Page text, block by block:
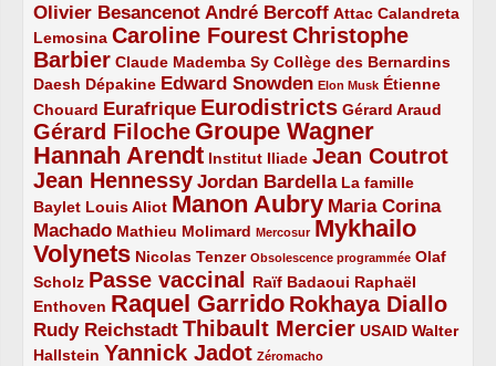
Olivier Besancenot
3/5 André Bercoff
3/5 Attac
2/5
Calandreta
Lemosina
2/5 Caroline Fourest
4/5
Christophe
Barbier
4/5 Claude Mademba Sy
2/5 Collège des Bernardins
2/5
Daesh
2/5 Dépakine
2/5 Edward Snowden
3/5 Elon Musk
1/5
Étienne
Chouard
2/5 Eurafrique
3/5 Eurodistricts
4/5 Gérard Araud
2/5
Gérard Filoche
4/5 Groupe Wagner
5/5
Hannah Arendt
5/5 Institut Iliade
2/5 Jean Coutrot
4/5
Jean Hennessy
4/5 Jordan Bardella
3/5
La famille
Baylet
2/5 Louis Aliot
2/5 Manon Aubry
5/5
Maria Corina
Machado
3/5 Mathieu Molimard
2/5 Mercosur
1/5
Mykhailo
Volynets
5/5 Nicolas Tenzer
2/5 Obsolescence programmée
1/5
Olaf
Scholz
2/5 Passe vaccinal
4/5 Raïf Badaoui
2/5
Raphaël
Enthoven
2/5 Raquel Garrido
5/5 Rokhaya Diallo
4/5
Rudy Reichstadt
3/5 Thibault Mercier
4/5 USAID
2/5
Walter
Hallstein
2/5 Yannick Jadot
4/5 Zéromacho
1/5